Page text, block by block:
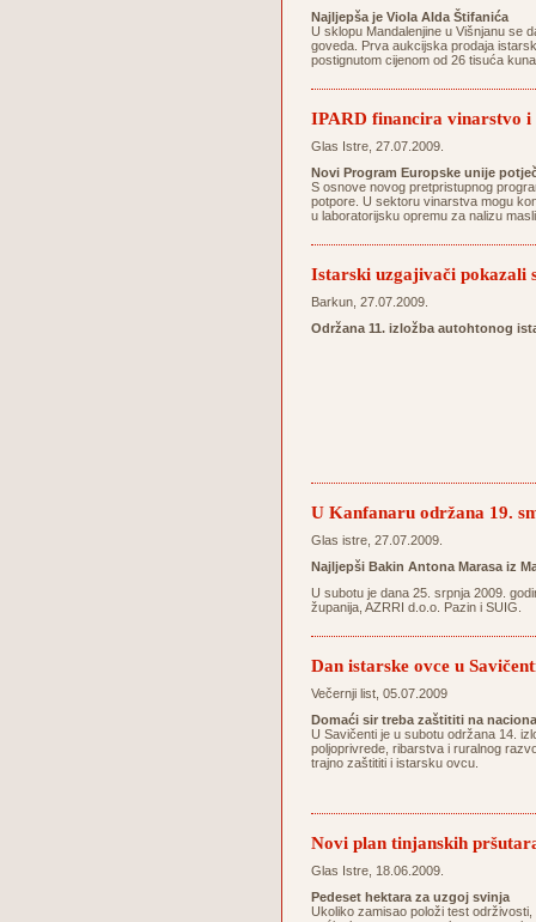
Najljepša je Viola Alda Štifanića
U sklopu Mandalenjine u Višnjanu se
goveda. Prva aukcijska prodaja
postignutom cijenom od 26 tisuća
IPARD financira vinarstvo i
Glas Istre, 27.07.2009.
Novi Program Europske unije
S osnove novog pretpristupnog
potpore. U sektoru vinarstva mogu
u laboratorijsku opremu za nalizu
Istarski uzgajivači pokazali
Barkun, 27.07.2009.
Održana 11. izložba autohtonog
U Kanfanaru održana 19.
Glas istre, 27.07.2009.
Najljepši Bakin Antona Marasa iz
U subotu je dana 25. srpnja 2009.
županija, AZRRI d.o.o. Pazin i SUIG.
Dan istarske ovce u
Večernji list, 05.07.2009
Domaći sir treba zaštititi na
U Savičenti je u subotu održana 14.
poljoprivrede, ribarstva i ruralnog
trajno zaštititi i istarsku ovcu.
Novi plan tinjanskih
Glas Istre, 18.06.2009.
Pedeset hektara za uzgoj svinja
Ukoliko zamisao položi test